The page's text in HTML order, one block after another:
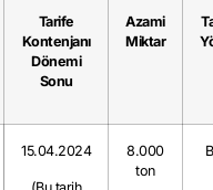
Tarife
Kontenjanı
Dönemi
Sonu
Azami
Miktar
15.04.2024
8.000
ton